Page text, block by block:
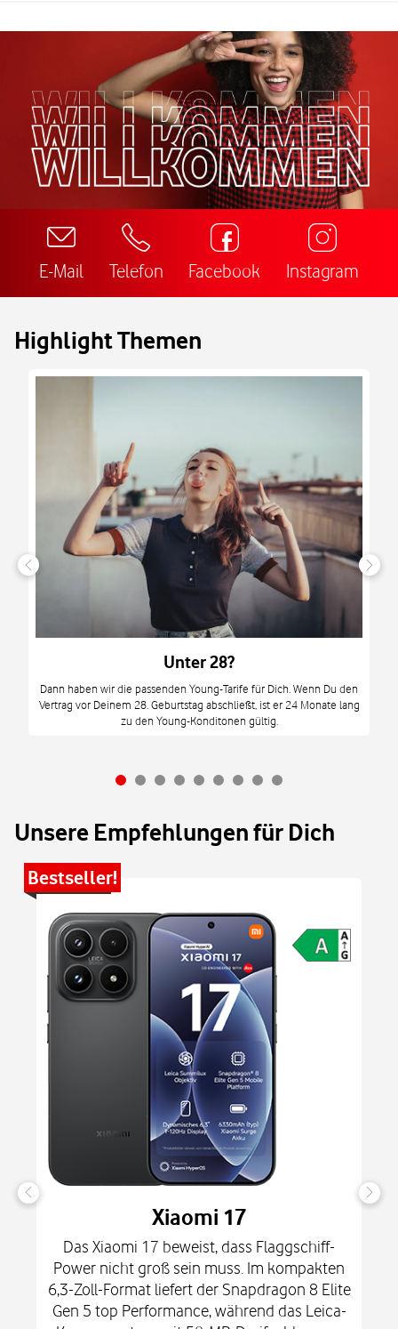
E-Mail Telefon Facebook Instagram
Highlight Themen
Unter 28?
Dann haben wir die passenden Young-Tarife für Dich. Wenn Du den
Vertrag vor Deinem 28. Geburtstag abschließt, ist er 24 Monate lang
zu den Young-Konditonen gültig.
Unsere Empfehlungen für Dich
Bestseller!
Xiaomi 17
Das Xiaomi 17 beweist, dass Flaggschiff-
Power nicht groß sein muss. Im kompakten
6,3-Zoll-Format liefert der Snapdragon 8 Elite
Gen 5 top Performance, während das Leica-